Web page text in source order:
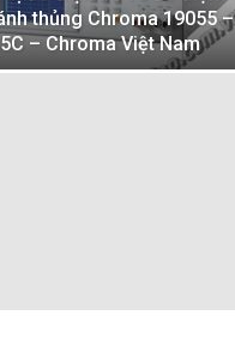
thủng Chroma 19055 –
– Chroma Việt Nam